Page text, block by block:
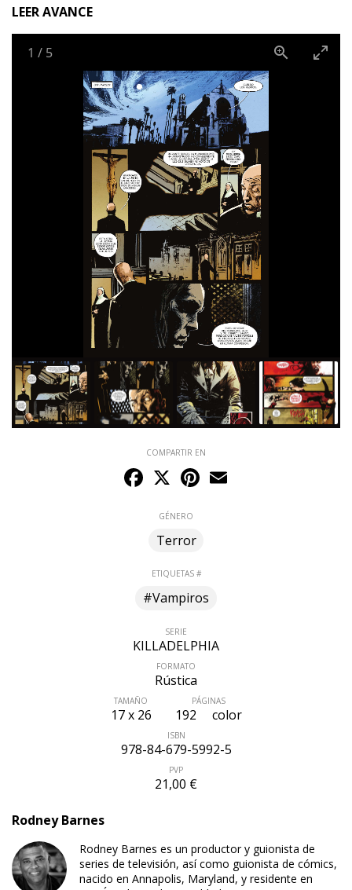
LEER AVANCE
1 / 5
COMPARTIR EN
Facebook
X Pinterest
GÉNERO
Terror
ETIQUETAS #
#Vampiros
SERIE
KILLADELPHIA
FORMATO
Rústica
TAMAÑO
17 x 26
PÁGINAS
192 color
ISBN
978-84-679-5992-5
PVP
21,00 €
Rodney Barnes
Rodney Barnes es un productor y guionista de
series de televisión, así como guionista de cómics,
nacido en Annapolis, Maryland, y residente en